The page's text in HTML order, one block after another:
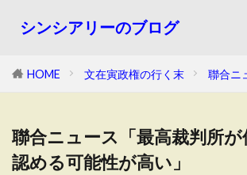
シンシアリーのブログ
HOME 文在寅政権の行く末 聯合ニ
聯合ニュース「最高裁判所が
認める可能性が高い」